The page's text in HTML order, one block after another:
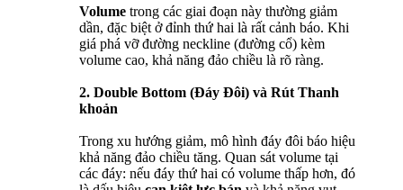
Volume trong các giai đoạn này thường giảm
dần, đặc biệt ở đỉnh thứ hai là rất cảnh báo. Khi
giá phá vỡ đường neckline (đường cổ) kèm
volume cao, khả năng đảo chiều là rõ ràng.
2. Double Bottom (Đáy Đôi) và Rút Thanh
khoản
Trong xu hướng giảm, mô hình đáy đôi báo hiệu
khả năng đảo chiều tăng. Quan sát volume tại
các đáy: nếu đáy thứ hai có volume thấp hơn, đó